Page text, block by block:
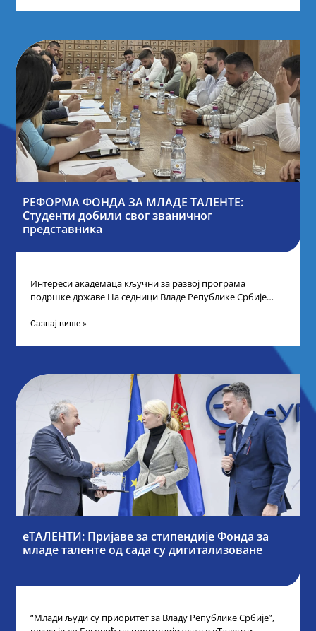
РЕФОРМА ФОНДА ЗА МЛАДЕ ТАЛЕНТЕ:
Студенти добили свог званичног
представника
Интереси академаца кључни за развој програма
подршке државе На седници Владе Републике Србије
Сазнај више »
еТАЛЕНТИ: Пријаве за стипендије Фонда за
младе таленте од сада су дигитализоване
“Млади људи су приоритет за Владу Републике Србије”,